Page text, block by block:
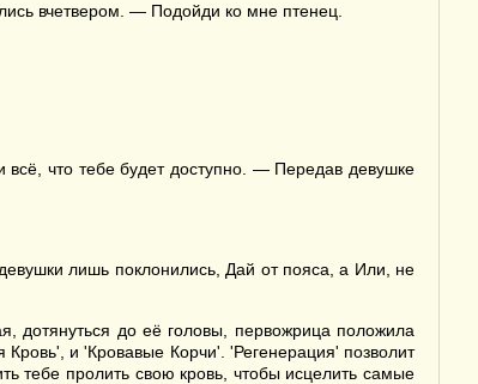
вчетвером. — Подойди ко мне птенец.
что тебе будет доступно. — Передав девушке
лишь поклонились, Дай от пояса, а Или, не
дотянуться до её головы, первожрица положила
и 'Кровавые Корчи'. 'Регенерация' позволит
тебе пролить свою кровь, чтобы исцелить самые